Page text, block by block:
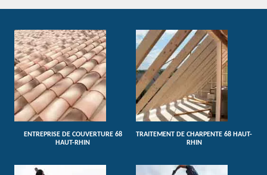
ENTREPRISE DE COUVERTURE 68
HAUT-RHIN
TRAITEMENT DE CHARPENTE 68 HAUT-
RHIN